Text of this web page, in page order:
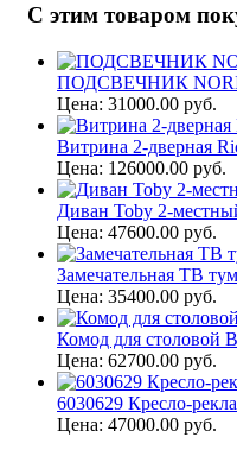
С этим товаром
ПОДСВЕЧНИК
Цена: 31000.00 руб.
Витрина 2-дверная
Цена: 126000.00 руб.
Диван Toby 2-
Цена: 47600.00 руб.
Замечательная ТВ
Цена: 35400.00 руб.
Комод для столовой
Цена: 62700.00 руб.
6030629 Кресло-
Цена: 47000.00 руб.